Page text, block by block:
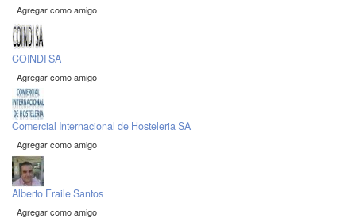
Agregar como amigo
COINDI SA
Agregar como amigo
Comercial Internacional de Hosteleria SA
Agregar como amigo
Alberto Fraile Santos
Agregar como amigo